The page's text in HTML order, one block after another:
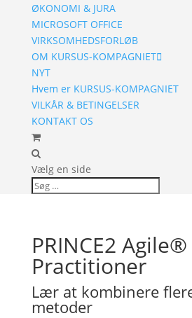
ØKONOMI & JURA
MICROSOFT OFFICE
VIRKSOMHEDSFORLØB
OM KURSUS-KOMPAGNIET
NYT
Hvem er KURSUS-KOMPAGNIET
VILKÅR & BETINGELSER
KONTAKT OS
Vælg en side
PRINCE2 Agile®
Practitioner
Lær at kombinere
metoder